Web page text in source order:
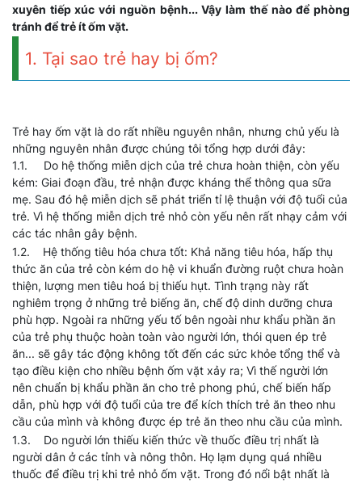
xuyên tiếp xúc với nguồn bệnh... Vậy làm thế nào để phòng
tránh để trẻ ít ốm vặt.
1. Tại sao trẻ hay bị ốm?
Trẻ hay ốm vặt là do rất nhiều nguyên nhân, nhưng chủ yếu là
những nguyên nhân được chúng tôi tổng hợp dưới đây:
1.1. Do hệ thống miễn dịch của trẻ chưa hoàn thiện, còn yếu
kém: Giai đoạn đầu, trẻ nhận được kháng thể thông qua sữa
mẹ. Sau đó hệ miễn dịch sẽ phát triển tỉ lệ thuận với độ tuổi của
trẻ. Vì hệ thống miễn dịch trẻ nhỏ còn yếu nên rất nhạy cảm với
các tác nhân gây bệnh.
1.2. Hệ thống tiêu hóa chưa tốt: Khả năng tiêu hóa, hấp thụ
thức ăn của trẻ còn kém do hệ vi khuẩn đường ruột chưa hoàn
thiện, lượng men tiêu hoá bị thiếu hụt. Tình trạng này rất
nghiêm trọng ở những trẻ biếng ăn, chế độ dinh dưỡng chưa
phù hợp. Ngoài ra những yếu tố bên ngoài như khẩu phần ăn
của trẻ phụ thuộc hoàn toàn vào người lớn, thói quen ép trẻ
ăn... sẽ gây tác động không tốt đến các sức khỏe tổng thể và
tạo điều kiện cho nhiều bệnh ốm vặt xảy ra; Vì thế người lớn
nên chuẩn bị khẩu phần ăn cho trẻ phong phú, chế biến hấp
dẫn, phù hợp với độ tuổi của tre để kích thích trẻ ăn theo nhu
cầu của mình và không được ép trẻ ăn theo nhu cầu của mình.
1.3. Do người lớn thiếu kiến thức về thuốc điều trị nhất là
người dân ở các tỉnh và nông thôn. Họ lạm dụng quá nhiều
thuốc để điều trị khi trẻ nhỏ ốm vặt. Trong đó nổi bật nhất là